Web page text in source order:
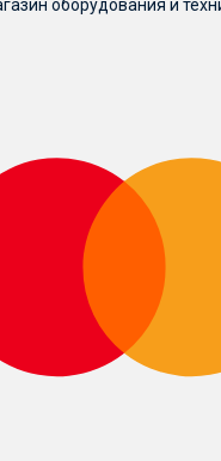
оборудования и